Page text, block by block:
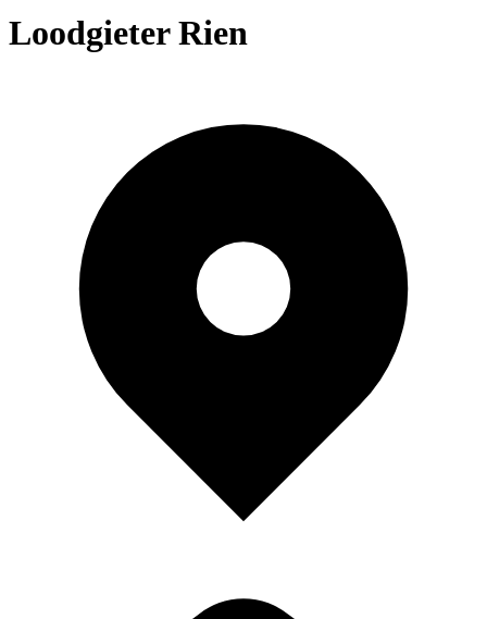
Loodgieter Rien